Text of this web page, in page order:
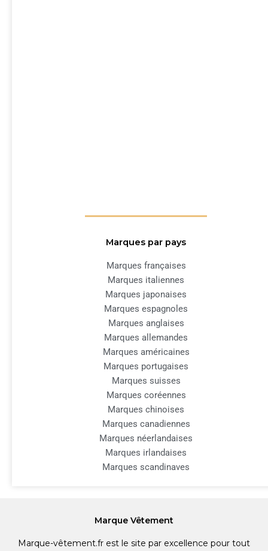
Marques par pays
Marques françaises
Marques italiennes
Marques japonaises
Marques espagnoles
Marques anglaises
Marques allemandes
Marques américaines
Marques portugaises
Marques suisses
Marques coréennes
Marques chinoises
Marques canadiennes
Marques néerlandaises
Marques irlandaises
Marques scandinaves
Marque Vêtement
Marque-vêtement.fr est le site par excellence pour tout